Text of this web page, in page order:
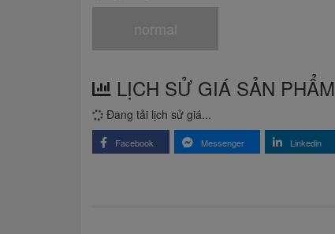
normal
LỊCH SỬ GIÁ SẢN PHẨM
Đang tải lịch sử giá...
Facebook Messenger Linkedin